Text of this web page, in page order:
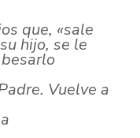
que, «sale
hijo, se le
Vuelve a